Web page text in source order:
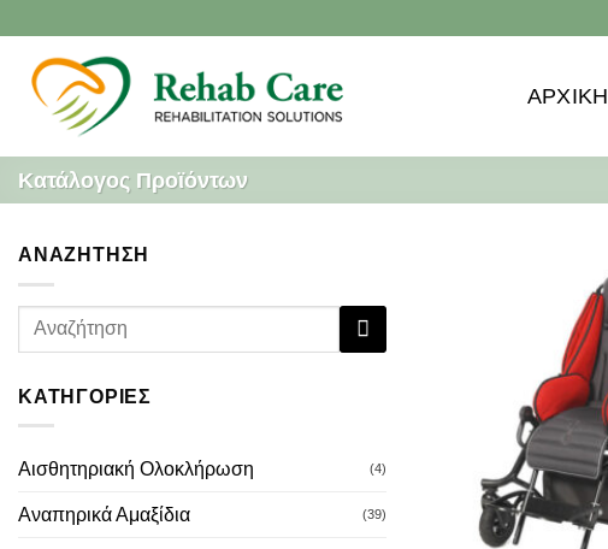
περιεχόμενο
ΑΡΧΙΚΗ
Κατάλογος Προϊόντων
ΑΝΑΖΗΤΗΣΗ
Αναζήτηση
ΚΑΤΗΓΟΡΙΕΣ
Αισθητηριακή Ολοκλήρωση (4)
Αναπηρικά Αμαξίδια (39)